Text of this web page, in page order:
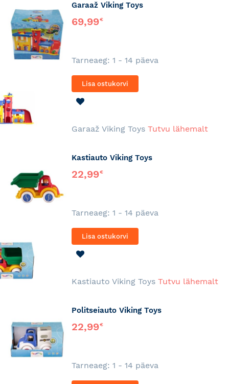
Garaaž Viking Toys
69,99€
Tarneaeg: 1 - 14 päeva
Lisa ostukorvi
Garaaž Viking Toys Tutvu lähemalt
Kastiauto Viking Toys
22,99€
Tarneaeg: 1 - 14 päeva
Lisa ostukorvi
Kastiauto Viking Toys Tutvu lähemalt
Politseiauto Viking Toys
22,99€
Tarneaeg: 1 - 14 päeva